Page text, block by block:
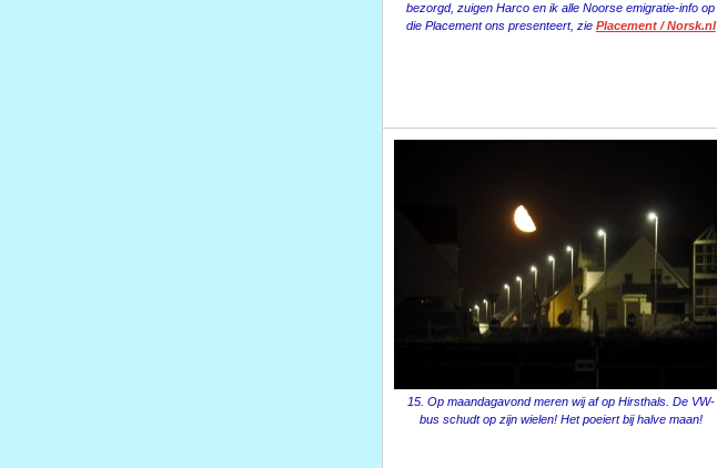
bezorgd, zuigen Harco en ik alle Noorse emigratie-info op
die Placement ons presenteert, zie Placement / Norsk.nl
15. Op maandagavond meren wij af op Hirsthals. De VW-
bus schudt op zijn wielen! Het poeiert bij halve maan!